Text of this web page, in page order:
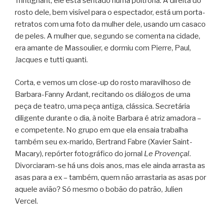
rosto dele, bem visível para o espectador, está um porta-
retratos com uma foto da mulher dele, usando um casaco
de peles. A mulher que, segundo se comenta na cidade,
era amante de Massoulier, e dormiu com Pierre, Paul,
Jacques e tutti quanti.
Corta, e vemos um close-up do rosto maravilhoso de
Barbara-Fanny Ardant, recitando os diálogos de uma
peça de teatro, uma peça antiga, clássica. Secretária
diligente durante o dia, à noite Barbara é atriz amadora –
e competente. No grupo em que ela ensaia trabalha
também seu ex-marido, Bertrand Fabre (Xavier Saint-
Macary), repórter fotográfico do jornal Le Provençal.
Divorciaram-se há uns dois anos, mas ele ainda arrasta as
asas para a ex – também, quem não arrastaria as asas por
aquele avião? Só mesmo o bobão do patrão, Julien
Vercel.